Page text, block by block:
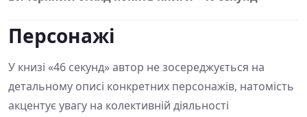
Персонажі
У книзі «46 секунд» автор не зосереджується на
детальному описі конкретних персонажів, натомість
акцентує увагу на колективній діяльності